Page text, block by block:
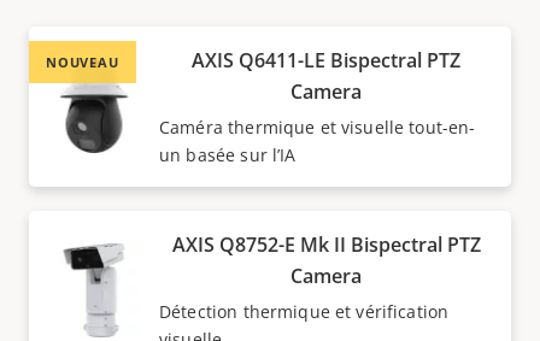
NOUVEAU
AXIS Q6411-LE Bispectral PTZ
Camera
Caméra thermique et visuelle tout-en-
un basée sur l’IA
AXIS Q8752-E Mk II Bispectral PTZ
Camera
Détection thermique et vérification